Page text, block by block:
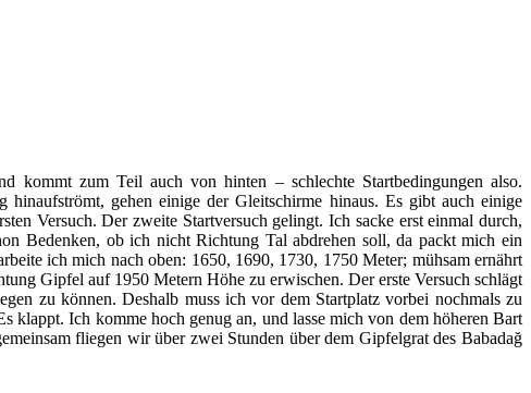
zum Teil auch von hinten – schlechte Startbedingungen also.
gehen einige der Gleitschirme hinaus. Es gibt auch einige
Versuch. Der zweite Startversuch gelingt. Ich sacke erst einmal durch,
Bedenken, ob ich nicht Richtung Tal abdrehen soll, da packt mich ein
ich mich nach oben: 1650, 1690, 1730, 1750 Meter; mühsam ernährt
Gipfel auf 1950 Metern Höhe zu erwischen. Der erste Versuch schlägt
zu können. Deshalb muss ich vor dem Startplatz vorbei nochmals zu
klappt. Ich komme hoch genug an, und lasse mich von dem höheren Bart
fliegen wir über zwei Stunden über dem Gipfelgrat des Babadağ